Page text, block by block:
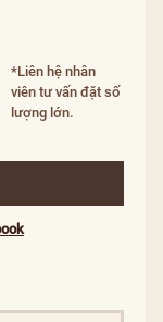
*Liên hệ nhân
viên tư vấn đặt số
lượng lớn.